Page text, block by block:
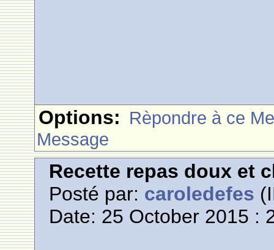
Options: Rèpondre à ce
Message
Recette repas doux et
Posté par: caroledefes
Date: 25 October 2015 :